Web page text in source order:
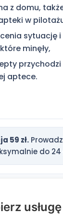
z domu,
w
sytuację
minęły,
przychodzi
aptece.
59 zł.
do 24